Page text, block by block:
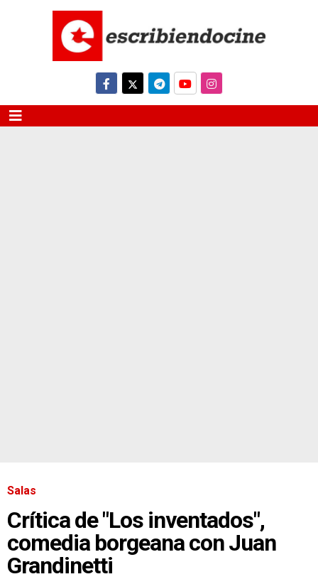
Salas
Crítica de "Los inventados",
comedia borgeana con Juan
Grandinetti